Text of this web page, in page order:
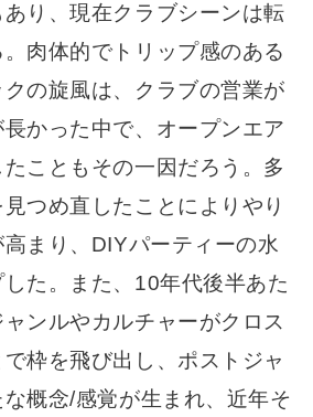
り、現在クラブシーンは転
肉体的でトリップ感のある
の旋風は、クラブの営業が
かった中で、オープンエア
こともその一因だろう。多
つめ直したことによりやり
まり、DIYパーティーの水
た。また、10年代後半あた
ンルやカルチャーがクロス
枠を飛び出し、ポストジャ
概念/感覚が生まれ、近年そ